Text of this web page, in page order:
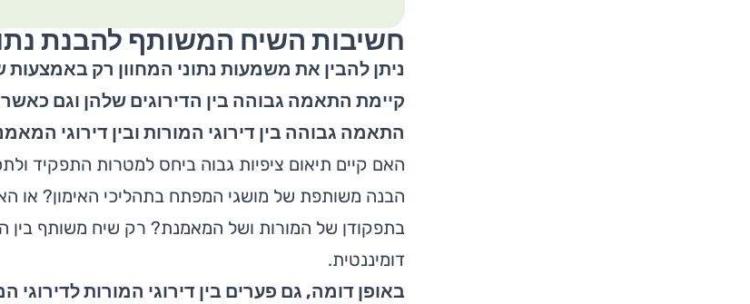
חשיבות השיח המשותף להבנת
ניתן להבין את משמעות נתוני המחוון רק
קיימת התאמה גבוהה בין הדירוגים שלהן וגם
התאמה גבוהה בין דירוגי המורות ובין דירוגי
האם קיים תיאום ציפיות גבוה ביחס למטרות התפקיד
הבנה משותפת של מושגי המפתח בתהליכי האימון? או
בתפקודן של המורות ושל המאמנת? רק שיח משותף בין
דומיננטית.
באופן דומה, גם פערים בין דירוגי המורות לדירוגי